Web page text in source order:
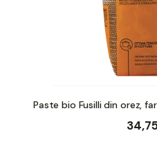
Paste bio Fusilli din orez,